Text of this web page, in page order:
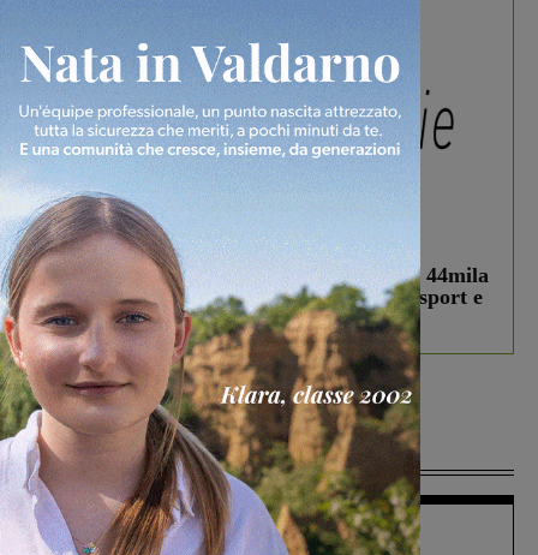
In vetrina 3 Agosto 2026
Estra Notizie agosto: Smart Cities, oltre 44mila
studenti coinvolti, torna il bando per lo sport e
debutta il podcast Estrair
Più lette
Figline Incisa Valdarno 1 Agosto 2026